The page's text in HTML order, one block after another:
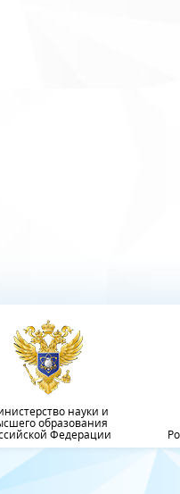
науки и
образования
Федерации